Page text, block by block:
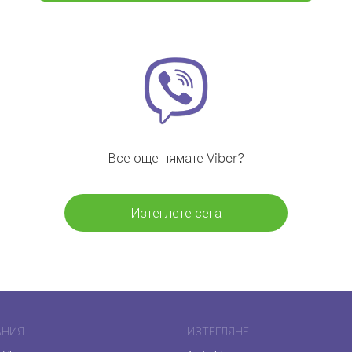
Все още нямате Viber?
Изтеглете сега
ИЗТЕГЛЯНЕ